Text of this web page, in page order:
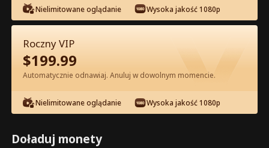
Odcinek 45 - Mąż z lat 80. jest bardzo
niewinny Pełna Wersja Filmu
1-50 51-60 Wszystkie Odcinki
45 46 47 48 49
Nielimitowane oglądanie Wysoka jakość 1080p
Roczny VIP
$199.99
Automatycznie odnawiaj. Anuluj w dowolnym momencie.
Nielimitowane oglądanie Wysoka jakość 1080p
Doładuj monety